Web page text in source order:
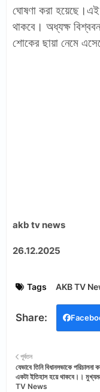
ঘোষণা করা হয়েছে।এই
থাকবে। অধ্যক্ষ
শোকের ছায়া নেমে
akb tv news
26.12.2025
Tags AKB TV
পূর্বতন
যেভাবে তিনি বিধানসভাকে পরিচালনা
একটা ইতিহাস হয়ে থাকবে।।
TV News